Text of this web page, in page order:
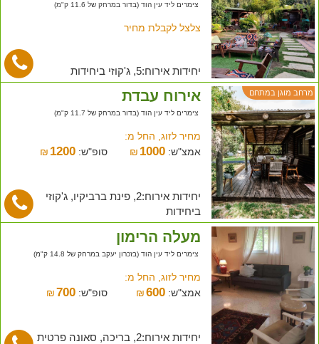
צימרים ליד עין הוד (בדור במרחק של 11.6 ק"מ)
צלצל לקבלת מחיר
יחידות אירוח:5, ג'קוזי ביחידות
מרחב מוגן במתחם אירוח עבדת
צימרים ליד עין הוד (בדור במרחק של 11.7 ק"מ)
מחיר לזוג, החל מ:
אמצ"ש:
₪ 1000 סופ"ש: ₪ 1200
יחידות אירוח:2, פינת ברביקיו, ג'קוזי
ביחידות
מעלה הרימון
צימרים ליד עין הוד (בזכרון יעקב במרחק של 14.8 ק"מ)
מחיר לזוג, החל מ:
אמצ"ש:
₪600 סופ"ש: ₪ 700
יחידות אירוח:2, בריכה, סאונה פרטית